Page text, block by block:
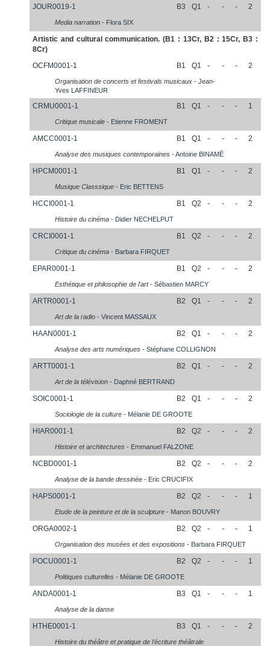
JOUR0019-1 B3 Q1 - - - 2
Media narration - Flora SIX
Artistic and cultural communication. (B1 : 13Cr, B2 : 15Cr, B3 :
8Cr)
OCFM0001-1
B1 Q1 - - - 2
Organisation de concerts et festivals musicaux - Jean-
Yves LAFFINEUR
CRMU0001-1 B1 Q1 - - - 1
Critique musicale - Etienne FROMENT
AMCC0001-1 B1 Q1 - - - 2
Analyse des musiques contemporaines -Antoine BINAMÉ
HPCM0001-1 B1 Q1 - - - 2
Musique Classsique - Eric BETTENS
HCCI0001-1 B1 Q2 - - - 2
Histoire du cinéma - Didier NECHELPUT
CRCI0001-1 B1 Q2 - - - 2
Critique du cinéma - Barbara FIRQUET
EPAR0001-1 B1 Q2 - - - 2
Esthétique et philosophie de l'art- Sébastien MARCY
ARTR0001-1 B2 Q1 - - - 2
Art de la radio - Vincent MASSAUX
HAAN0001-1 B2 Q1 - - - 2
Analyse des arts numériques - Stéphane COLLIGNON
ARTT0001-1 B2 Q1 - - - 2
Art de la télévision - Daphné BERTRAND
SOIC0001-1 B2 Q1 - - - 2
Sociologie de la culture - Mélanie DE GROOTE
HIAR0001-1 B2 Q2 - - - 2
Histoire et architectures - Emmanuel FALZONE
NCBD0001-1 B2 Q2 - - - 2
Analyse de la bande dessinée - Eric CRUCIFIX
HAPS0001-1 B2 Q2 - - - 1
Etude de la peinture et de la sculpture - Manon BOUVRY
ORGA0002-1 B2 Q2 - - - 1
Organisation des musées et des expositions - Barbara FIRQUET
POCU0001-1 B2 Q2 - - - 1
Politiques culturelles - Mélanie DE GROOTE
ANDA0001-1 B3 Q1 - - - 1
Analyse de la danse
HTHE0001-1 B3 Q1 - - - 2
Histoire du théâtre et pratique de l'écriture théâtrale